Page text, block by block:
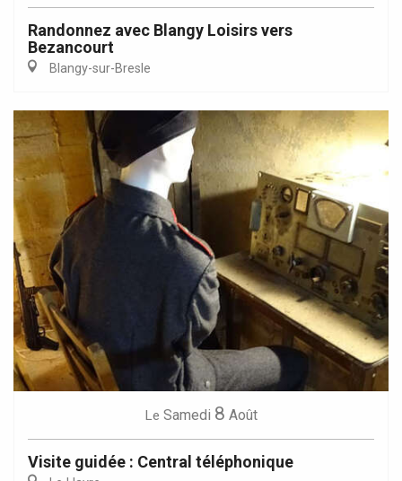
Randonnez avec Blangy Loisirs vers
Bezancourt
Blangy-sur-Bresle
Le Samedi 8 Août
Visite guidée : Central téléphonique